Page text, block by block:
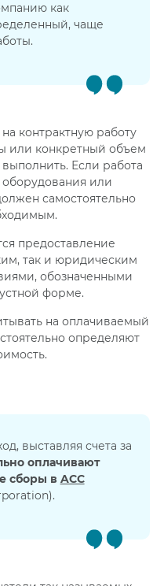
как
чаще
контрактную работу
или конкретный объем
Если работа
оборудования или
самостоятельно
предоставление
так и юридическим
обозначенными
форме.
на оплачиваемый
определяют
выставляя счета за
оплачивают
сборы в ACC